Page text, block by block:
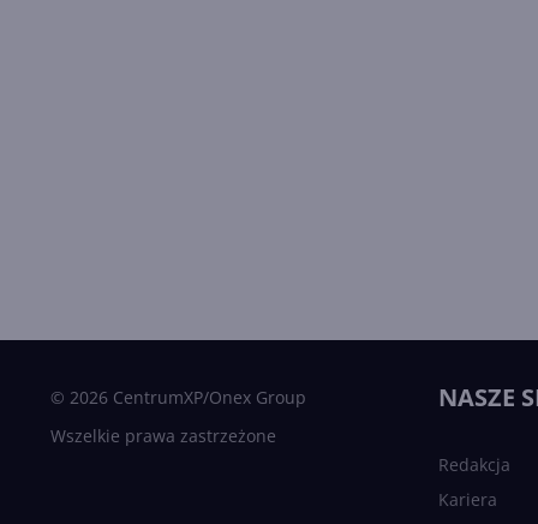
© 2026 CentrumXP/Onex Group
Wszelkie prawa zastrzeżone
NASZE
Redakcja
Kariera